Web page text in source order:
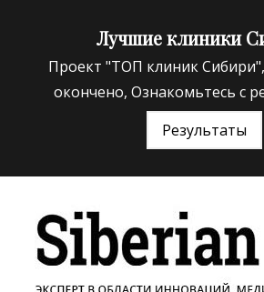
Лучшие клиники
Проект "ТОП клиник
окончено, Ознакомьтесь с
Результаты